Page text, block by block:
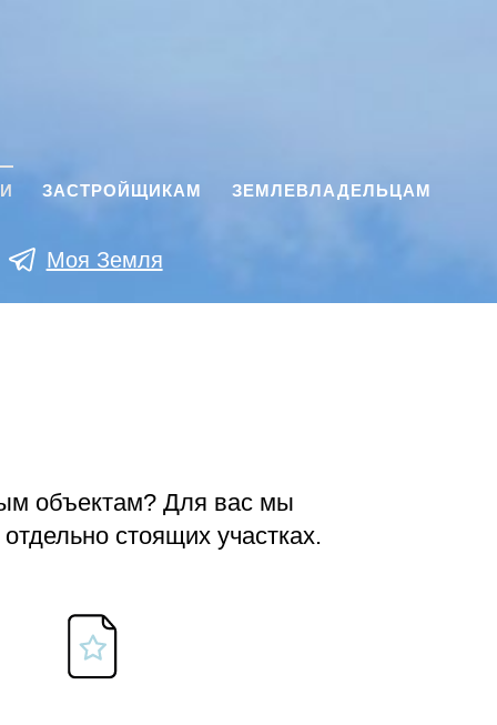
ЗАСТРОЙЩИКАМ ЗЕМЛЕВЛАДЕЛЬЦАМ
Моя Земля
объектам? Для вас мы
стоящих участках.